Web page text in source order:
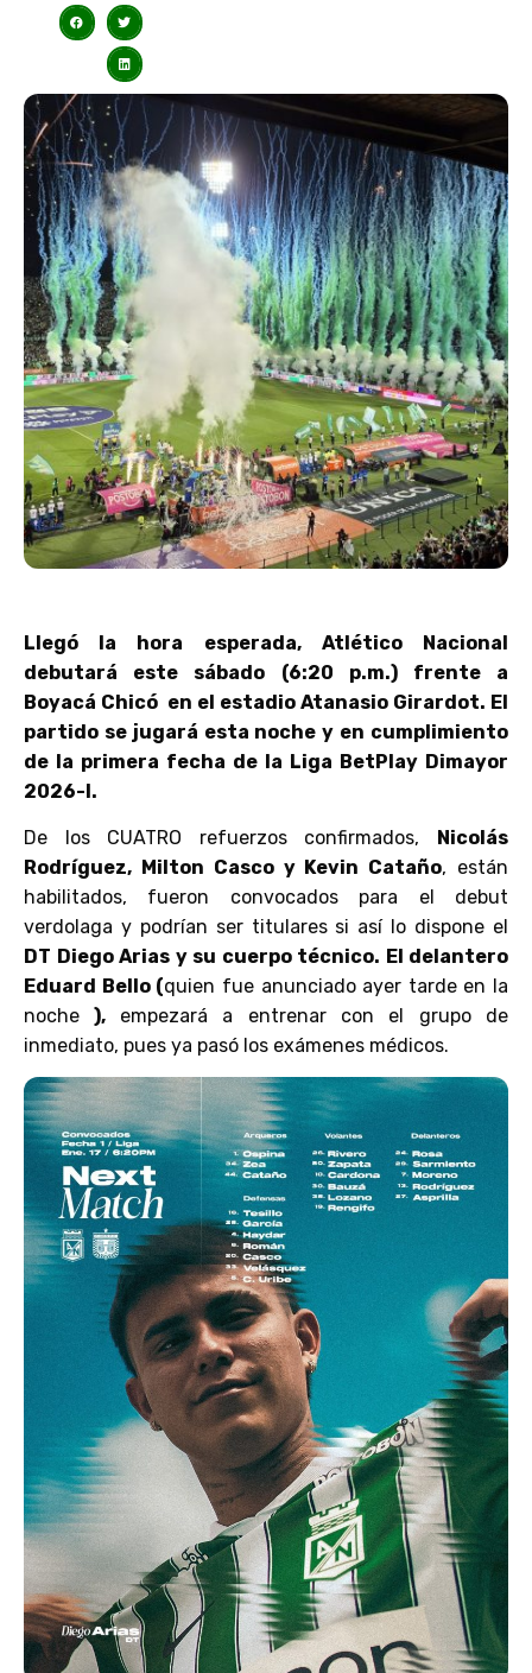
Llegó la hora esperada, Atlético Nacional
debutará este sábado (6:20 p.m.) frente a
Boyacá Chicó en el estadio Atanasio Girardot. El
partido se jugará esta noche y en cumplimiento
de la primera fecha de la Liga BetPlay Dimayor
2026-I.
De los CUATRO refuerzos confirmados, Nicolás
Rodríguez, Milton Casco y Kevin Cataño, están
habilitados, fueron convocados para el debut
verdolaga y podrían ser titulares si así lo dispone el
DT Diego Arias y su cuerpo técnico. El delantero
Eduard Bello (quien fue anunciado ayer tarde en la
noche), empezará a entrenar con el grupo de
inmediato, pues ya pasó los exámenes médicos.